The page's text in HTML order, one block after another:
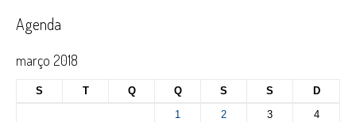
Agenda
março 2018
S T Q Q S S
D
1
2 3
4